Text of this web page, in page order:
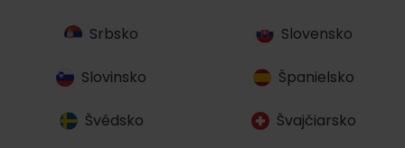
Srbsko Slovensko
Slovinsko Španielsko
Švédsko Švajčiarsko